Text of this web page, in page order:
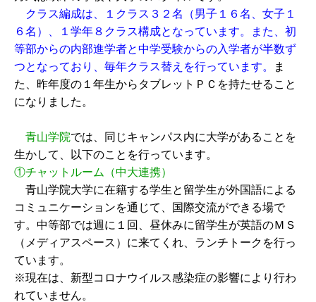
クラス編成は、１クラス３２名（男子１６名、女子１
６名）、１学年８クラス構成となっています。また、初
等部からの内部進学者と中学受験からの入学者が半数ず
つとなっており、毎年クラス替えを行っています。
ま
た、昨年度の１年生からタブレットＰＣを持たせること
になりました。
青山学院では、同じキャンパス内に大学があることを
生かして、以下のことを行っています。
①チャットルーム（中大連携）
青山学院大学に在籍する学生と留学生が外国語による
コミュニケーションを通じて、国際交流ができる場で
す。中等部では週に１回、昼休みに留学生が英語のＭＳ
（メディアスペース）に来てくれ、ランチトークを行っ
ています。
※現在は、新型コロナウイルス感染症の影響により行わ
れていません。